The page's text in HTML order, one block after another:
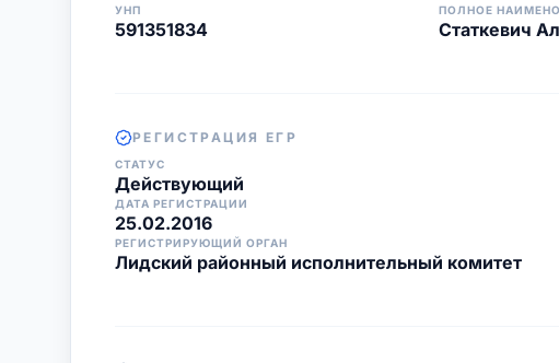
УНП
591351834
ПОЛНОЕ
Статкевич
РЕГИСТРАЦИЯ ЕГР
СТАТУС
Действующий
ДАТА РЕГИСТРАЦИИ
25.02.2016
РЕГИСТРИРУЮЩИЙ ОРГАН
Лидский районный исполнительный комитет